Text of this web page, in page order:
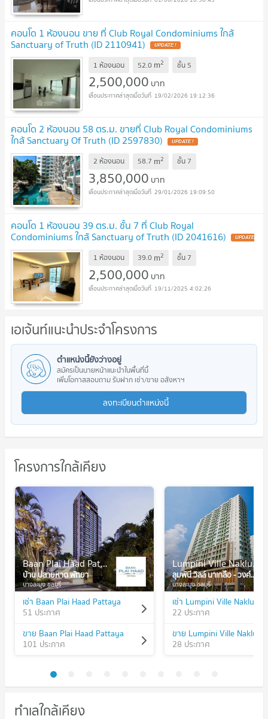
คอนโด 1 ห้องนอน ขาย ที่ Club Royal Condominiums ใกล้
Sanctuary of Truth (ID 2110941)
1 ห้องนอน 52.0 m2 ชั้น 5
2,500,000 บาท
19/02/2026 19:12:36
คอนโด 2 ห้องนอน 58 ตร.ม. ขายที่ Club Royal Condominiums
ใกล้ Sanctuary Of Truth (ID 2597830)
2 ห้องนอน 58.7 m2 ชั้น 7
3,850,000 บาท
29/01/2026 19:09:50
คอนโด 1 ห้องนอน 39 ตร.ม. ชั้น 7 ที่ Club Royal
Condominiums ใกล้ Sanctuary of Truth (ID 2041616)
1 ห้องนอน 39.0 m2 ชั้น 7
2,500,000 บาท
19/11/2025 4:02:26
เอเจ้นท์แนะนำประจำโครงการ
ตำแหน่งนี้ยังว่างอยู่
สมัครเป็นนายหน้าแนะนำในพื้นที่นี้
เพิ่มโอกาสสอบถาม รับฝาก เช่า/ขาย อสังหาฯ
ลงทะเบียนตำแหน่งนี้
โครงการใกล้เคียง
Baan Plai Haad Pattaya
บ้าน ปลายหาด พัทยา
บางละมุง ชลบุรี
เช่า Baan Plai Haad Pattaya
51 ประกาศ
ขาย Baan Plai Haad Pattaya
101 ประกาศ
Lumpini Ville Naklua - Wongamat
ลุมพินี วิลล์ นาเกลือ - วงศ์อมาตย์
บางละมุง ชลบุรี
22 ประกาศ
28 ประกาศ
ทำเลใกล้เคียง